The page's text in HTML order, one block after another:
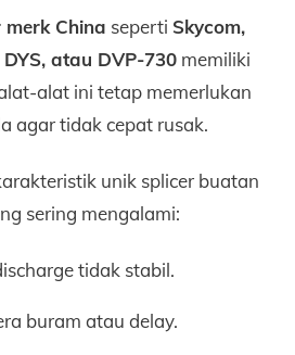
merk China seperti Skycom,
atau DVP-730 memiliki
alat ini tetap memerlukan
agar tidak cepat rusak.
unik splicer buatan
sering mengalami:
tidak stabil.
buram atau delay.